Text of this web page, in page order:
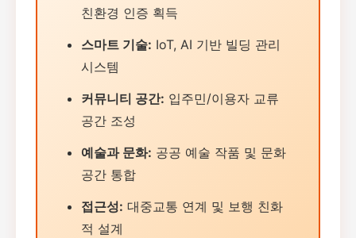
친환경 인증 획득
스마트 기술: IoT, AI 기반 빌딩 관리
시스템
커뮤니티 공간: 입주민/이용자 교류
공간 조성
예술과 문화: 공공 예술 작품 및 문화
공간 통합
접근성: 대중교통 연계 및 보행 친화
적 설계